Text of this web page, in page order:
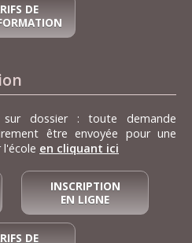
DE
sur dossier : toute demande
être envoyée pour une
en cliquant ici
INSCRIPTION
EN LIGNE
DE